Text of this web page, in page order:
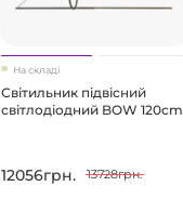
На складі
Світильник підвісний
світлодіодний BOW 120cm
12056грн. 13728грн.